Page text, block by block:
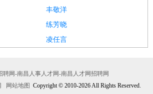
丰敬洋
练芳晓
凌任言
聘网-南昌人事人才网-南昌人才网招聘网
网站地图 Copyright © 2010-2026 All Rights Reserved.